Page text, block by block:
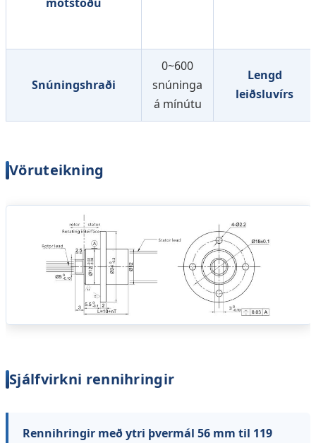
Snúningshraði
0~600
snúninga
á mínútu
Lengd
leiðsluvírs
Vöruteikning
Sjálfvirkni rennihringir
Rennihringir með ytri þvermál 56 mm til 119